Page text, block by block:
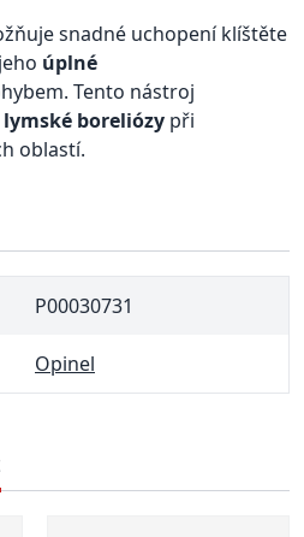
snadné uchopení klíštěte
úplné
Tento nástroj
boreliózy při
oblastí.
P00030731
Opinel